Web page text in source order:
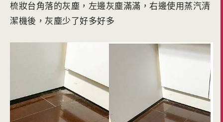
梳妝台角落的灰塵，左邊灰塵滿滿，右邊使用蒸汽清
潔機後，灰塵少了好多好多